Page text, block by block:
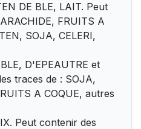
DE BLE, LAIT. Peut
FRUITS A
SOJA, CELERI,
D'EPEAUTRE et
traces de : SOJA,
A COQUE, autres
Peut contenir des